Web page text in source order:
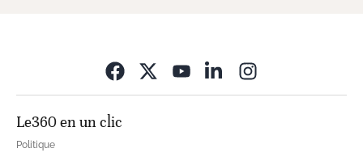
Le360 en un clic
Politique